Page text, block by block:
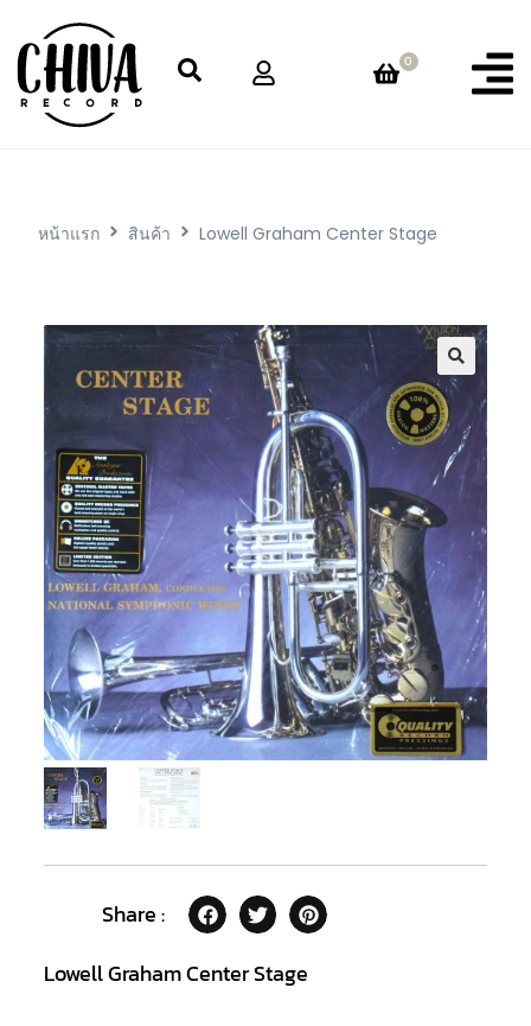
0
หน้าแรก สินค้า Lowell Graham Center Stage
Share :
Lowell Graham Center Stage